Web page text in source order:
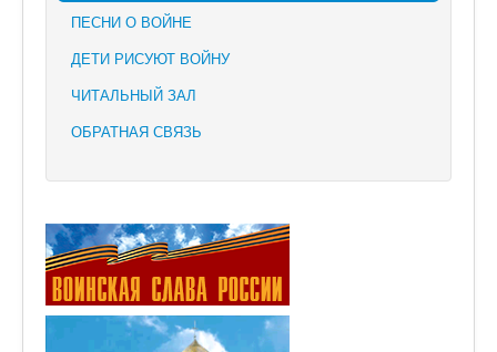
ПЕСНИ О ВОЙНЕ
ДЕТИ РИСУЮТ ВОЙНУ
ЧИТАЛЬНЫЙ ЗАЛ
ОБРАТНАЯ СВЯЗЬ